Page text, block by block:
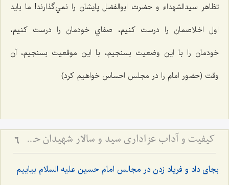
تظاهر سيدالشهداء و حضرت ابوالفضل پايشان را نمي‌گذارند! ما باید
اول اخلاصمان را درست كنيم، صفاي خودمان را درست كنيم،
خودمان را با اين وضعيت بسنجيم، با اين موقعيت بسنجيم، آن
وقت (حضور امام را در مجلس احساس خواهیم کرد)
کیفیت و آداب عزاداری سید و سالار شهیدان حضرت أباعبداللَه الحسین علیه السلام 6
بجاى داد و فرياد زدن در مجالس امام حسين عليه السلام بياييم